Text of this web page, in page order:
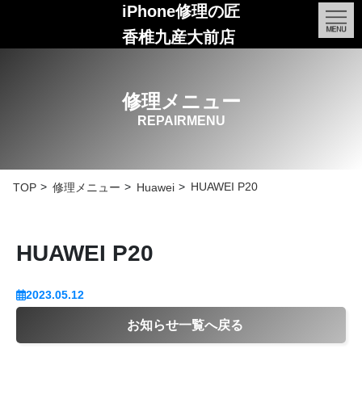
iPhone修理の匠
香椎九産大前店
修理メニュー
REPAIRMENU
TOP 修理メニュー Huawei HUAWEI P20
HUAWEI P20
2023.05.12
お知らせ一覧へ戻る